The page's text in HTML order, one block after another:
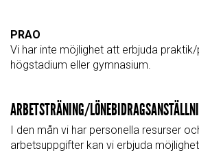
PRAO
Vi har inte möjlighet att erbjuda
högstadium eller gymnasium.
ARBETSTRÄNING/
I den mån vi har personella resurser
arbetsuppgifter kan vi erbjuda